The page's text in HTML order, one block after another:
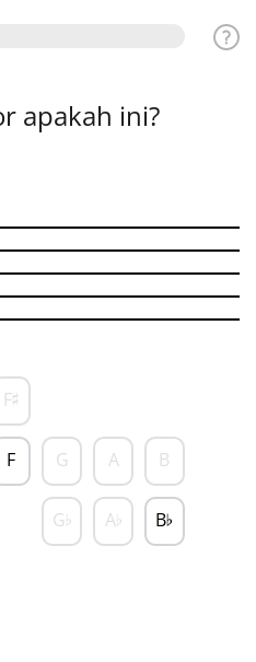
apakah ini?
F♯
F G A B
G ♭ A ♭ B♭